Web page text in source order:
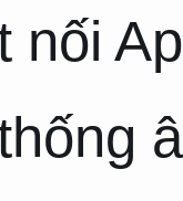
nối